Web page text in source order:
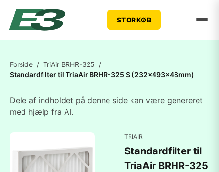
STORKØB
Forside / TriAir BRHR-325 /
Standardfilter til TriaAir BRHR-325 S (232x493x48mm)
Dele af indholdet på denne side kan være genereret
med hjælp fra AI.
TRIAIR
Standardfilter til
TriaAir BRHR-325